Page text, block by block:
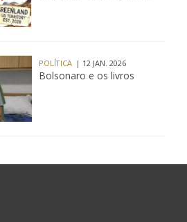
POLÍTICA | 12 JAN. 2026
Bolsonaro e os livros